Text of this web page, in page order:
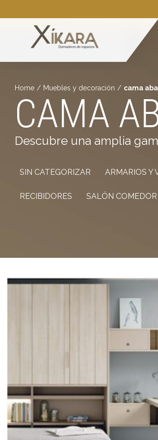
Home / Muebles y decoración / cama
CAMA
Descubre una amplia
SIN CATEGORIZAR ARMARIOS Y
RECIBIDORES SALÓN COMEDOR